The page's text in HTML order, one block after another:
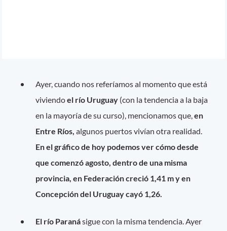
Ayer, cuando nos referíamos al momento que está
viviendoel río Uruguay (con la tendencia a la baja
en la mayoría de su curso), mencionamos que,en
Entre Ríos, algunos puertos vivían otra realidad.
En el gráfico de hoy podemos ver cómo desde
que comenzó agosto, dentro de una misma
provincia, en Federación creció 1,41 m y en
Concepción del Uruguay cayó 1,26.
El río Paranásigue con la misma tendencia. Ayer